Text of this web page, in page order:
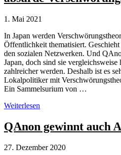
1. Mai 2021
In Japan werden
Öffentlichkeit thematisiert.
den sozialen Netzwerken. Und
Japan, doch sind sie
zahlreicher werden. Deshalb ist es
Lokalpolitiker mit
Ein Sammelsurium von …
Lokalpolitiker
Japan
verbreitet
Verschwörungstheorien
Weiterlesen
QAnon gewinnt auch
27. Dezember 2020